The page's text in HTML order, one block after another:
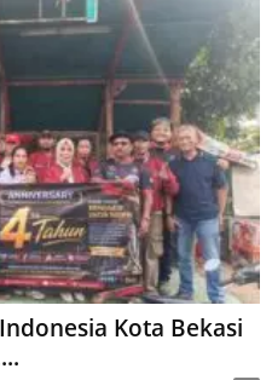
Kota Bekasi